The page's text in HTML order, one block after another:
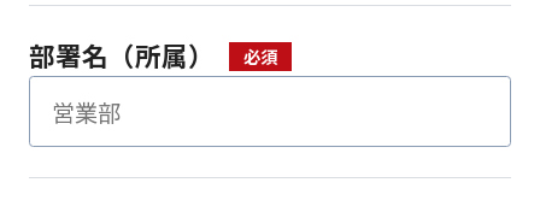
部署名（所属）